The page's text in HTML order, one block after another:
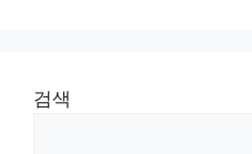
검색